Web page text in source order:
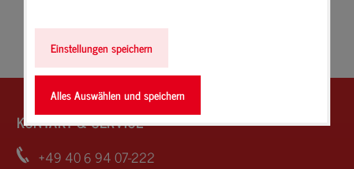
Einstellungen speichern
Alles Auswählen und speichern
Craquele
KONTAKT & SERVICE
+49 40 6 94 07-222